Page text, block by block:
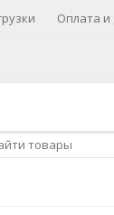
Оплата и